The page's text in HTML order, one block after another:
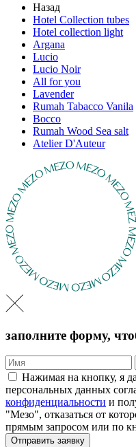
Назад
Hotel Collection tubes
Hotel collection light
Argana
Lucio
Lucio Noir
All for you
Lavender
Rumah Tabacco Vanila
Bocco
Rumah Wood Sea salt
Atelier D'Auteur
заполните форму,
Нажимая на кнопку, я
персональных данных
конфиденциальности и
"Мезо", отказаться от
прямым запросом или по
Отправить заявку